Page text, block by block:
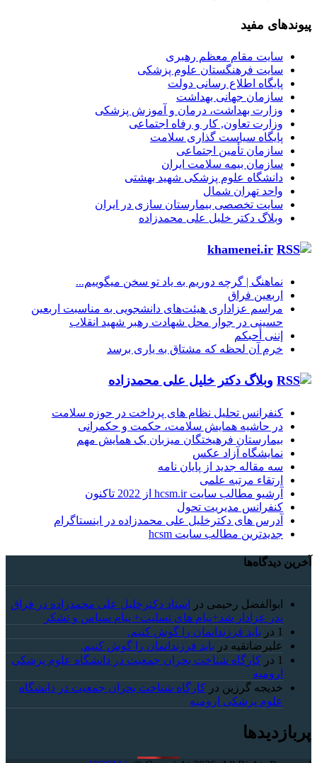
پیوندهای مفید
سایت مقام معظم رهبری
سایت فرهنگستان علوم پزشکی
پایگاه اطلاع رسانی دولت
سازمان جهانی بهداشت
وزارت بهداشت، درمان و آموزش پزشکی
وزارت تعاون, کار و رفاه اجتماعی
پایگاه سیاست گذاری سلامت
سازمان تأمین اجتماعی
سازمان بیمه سلامت ایران
دانشگاه علوم پزشکی شهید بهشتی
واحد تهران شمال
سایت تخصصی بیمارستان سازی در ایران
وبلاگ دکتر خلیل علی محمدزاده
khamenei.ir
نماهنگ |‌ گرچه دوریم به یاد تو سخن میگوییم...
اربعین فراق
مراسم عزاداری هیئت‌های دانشجویی به مناسبت اربعین
حسینی در جوار محل شهادت رهبر شهید انقلاب
إننی أحبکم
خرم آن لحظه که مشتاق به یاری برسد
وبلاگ دکتر خلیل علی محمدزاده
کنفرانس تحلیل نظام های پرداخت در حوزه سلامت
در حاشیه همایش سلامت، حکمت و حکمرانی
بیمارستان فرهیختگان میزبان یک همایش مهم
نمایشگاه آزاد عکس
سه مقاله جدید از پایان نامه
ارتقاء مرتبه علمی
آرشیو مطالب سایت hcsm.ir از 2022 تاکنون
کنفرانس مدیریت تحول
آدرس های دکترخلیل علی محمدزاده در اینستاگرام
جدیدترین مطالب سایت hcsm
آخرین دیدگاه‌ها
ابوالفضل رحیمی در
استاد دکترخلیل علی محمدزاده در فراق
پدر عزادار شد+پیام های تسلیت+ پیام سپاس و تشکر
1 در باید فرزندانمان را گوش کنیم.
علیرضاتقیه در باید فرزندانمان را گوش کنیم.
1 در کارگاه شناخت بحران جمعیت در دانشگاه علوم پزشکی
ارومیه
خديجه گرزین در کارگاه شناخت بحران جمعیت در دانشگاه
علوم پزشکی ارومیه
پربازدیدها